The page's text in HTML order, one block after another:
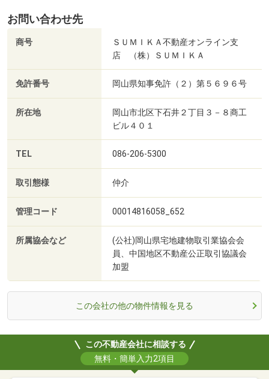
お問い合わせ先
商号
ＳＵＭＩＫＡ不動産オンライン支
店 （株）ＳＵＭＩＫＡ
免許番号 岡山県知事免許（２）第５６９６号
所在地
岡山市北区下石井２丁目３－８商工
ビル４０１
TEL 086-206-5300
取引態様 仲介
管理コード 00014816058_652
所属協会など
(公社)岡山県宅地建物取引業協会会
員、中国地区不動産公正取引協議会
加盟
この会社の他の物件情報を見る
この不動産会社に相談する
無料・簡単入力2項目